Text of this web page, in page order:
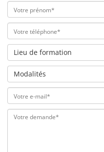
Lieu de formation
Modalités